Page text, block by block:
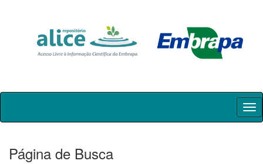
Skip
Página de Busca